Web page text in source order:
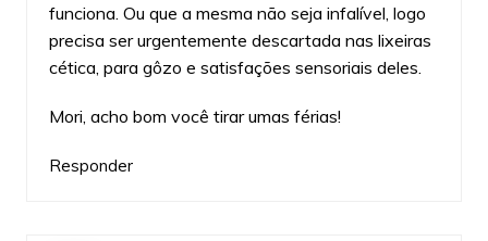
funciona. Ou que a mesma não seja infalível, logo
precisa ser urgentemente descartada nas lixeiras
cética, para gôzo e satisfações sensoriais deles.
Mori, acho bom você tirar umas férias!
Responder